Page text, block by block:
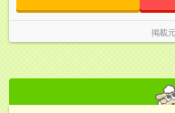
掲載